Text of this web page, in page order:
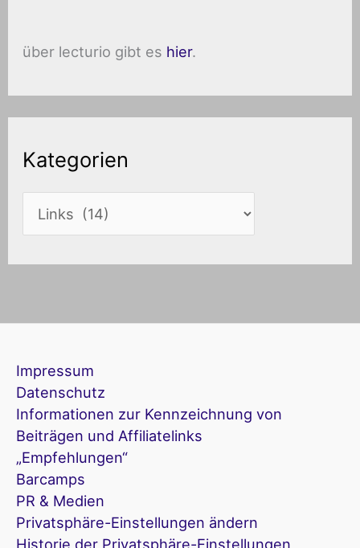
über lecturio gibt es hier.
Kategorien
Impressum
Datenschutz
Informationen zur Kennzeichnung von
Beiträgen und Affiliatelinks
„Empfehlungen“
Barcamps
PR & Medien
Privatsphäre-Einstellungen ändern
Historie der Privatsphäre-Einstellungen